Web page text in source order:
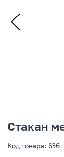
Стакан
Код товара: 636